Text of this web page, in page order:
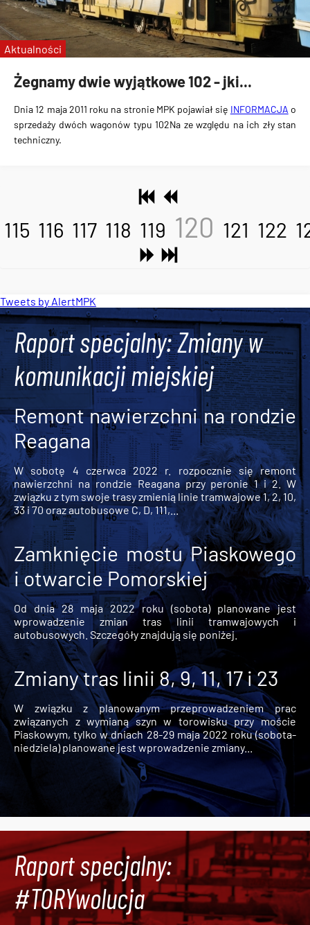
Żegnamy dwie wyjątkowe 102 - jki...
Dnia 12 maja 2011 roku na stronie MPK pojawiał się INFORMACJA o
sprzedaży dwóch wagonów typu 102Na ze względu na ich zły stan
techniczny.
Aktualności
115 116 117 118 119 120 121 122
Tweets by AlertMPK
Raport specjalny: Zmiany w
komunikacji miejskiej
Remont nawierzchni na rondzie
Reagana
W sobotę 4 czerwca 2022 r. rozpocznie się remont
nawierzchni na rondzie Reagana przy peronie 1 i 2. W
związku z tym swoje trasy zmienią linie tramwajowe 1, 2, 10,
33 i 70 oraz autobusowe C, D, 111,...
Zamknięcie mostu Piaskowego
i otwarcie Pomorskiej
Od dnia 28 maja 2022 roku (sobota) planowane jest
wprowadzenie zmian tras linii tramwajowych i
autobusowych. Szczegóły znajdują się poniżej.
Zmiany tras linii 8, 9, 11, 17 i 23
W związku z planowanym przeprowadzeniem prac
związanych z wymianą szyn w torowisku przy moście
Piaskowym, tylko w dniach 28-29 maja 2022 roku (sobota-
niedziela) planowane jest wprowadzenie zmiany...
Raport specjalny:
#TORYwolucja